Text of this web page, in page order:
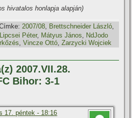
hivatalos honlapja alapján)
2007/08, Brettschneider László,
Lipcsei Péter, Mátyus János
NdJodo
,Vincze Ottó ,Zarzycki Wojciek
2007.VII.28.
Bihor: 3-1
17. péntek - 18:16